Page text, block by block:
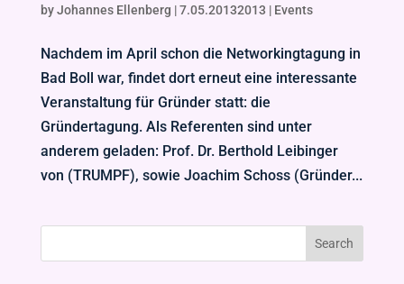
byJohannes Ellenberg |7.05.20132013 | Events
Nachdem im April schon die Networkingtagung in
Bad Boll war, findet dort erneut eine interessante
Veranstaltung für Gründer statt: die
Gründertagung. Als Referenten sind unter
anderem geladen: Prof. Dr. Berthold Leibinger
von (TRUMPF), sowie Joachim Schoss (Gründer...
Search